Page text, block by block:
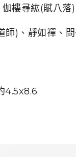
伽樓尋紘(賦八落)
師) 、 靜如禪 、
4.5x8.6